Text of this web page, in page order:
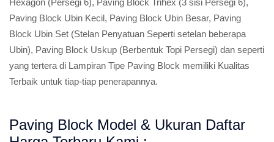
Hexagon (Persegi 6), Paving Block Trihex (3 sisi Persegi 6),
Paving Block Ubin Kecil, Paving Block Ubin Besar, Paving
Block Ubin Set (Stelan Penyatuan Seperti setelan beberapa
Ubin), Paving Block Uskup (Berbentuk Topi Persegi) dan seperti
yang tertera di Lampiran Tipe Paving Block memiliki Kualitas
Terbaik untuk tiap-tiap penerapannya.
Paving Block Model & Ukuran Daftar